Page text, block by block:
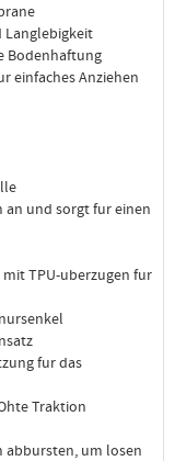
Langlebigkeit
Bodenhaftung
einfaches Anziehen
an und sorgt fur einen
TPU-uberzugen fur
fur das
Traktion
abbursten, um losen